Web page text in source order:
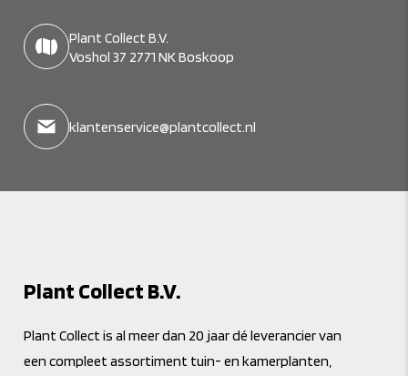
Plant Collect B.V.
Voshol 37 2771 NK Boskoop
klantenservice@plantcollect.nl
Plant Collect B.V.
Plant Collect is al meer dan 20 jaar dé leverancier van
een compleet assortiment tuin- en kamerplanten,